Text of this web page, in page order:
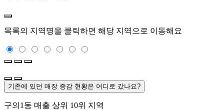
목록의 지역명을 클릭하면 해당 지역으로 이동해요
기존에 있던 매장 증감 현황은 어디로 갔나요?
구의1동 매출 상위 10위 지역